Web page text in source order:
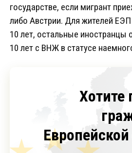
государстве, если мигрант
либо Австрии. Для жителей
10 лет, остальные иностранцы
10 лет с ВНЖ в статусе
Хотите